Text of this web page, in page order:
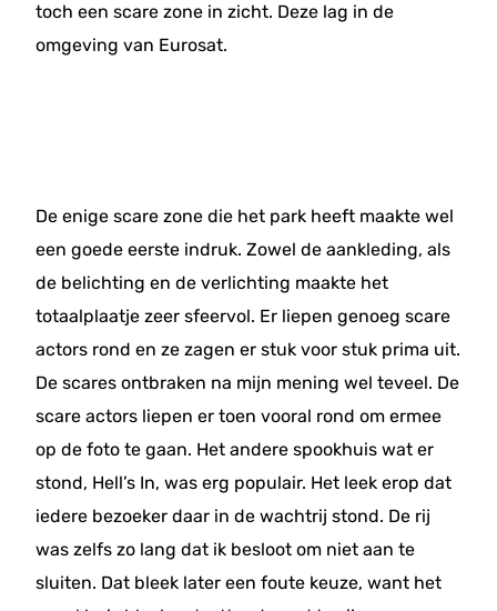
toch een scare zone in zicht. Deze lag in de
omgeving van Eurosat.
De enige scare zone die het park heeft maakte wel
een goede eerste indruk. Zowel de aankleding, als
de belichting en de verlichting maakte het
totaalplaatje zeer sfeervol. Er liepen genoeg scare
actors rond en ze zagen er stuk voor stuk prima uit.
De scares ontbraken na mijn mening wel teveel. De
scare actors liepen er toen vooral rond om ermee
op de foto te gaan. Het andere spookhuis wat er
stond, Hell’s In, was erg populair. Het leek erop dat
iedere bezoeker daar in de wachtrij stond. De rij
was zelfs zo lang dat ik besloot om niet aan te
sluiten. Dat bleek later een foute keuze, want het